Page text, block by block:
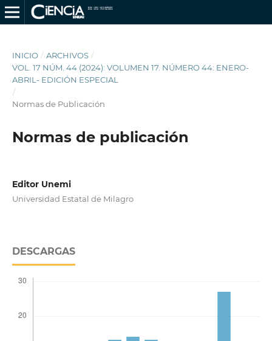
INICIO / ARCHIVOS /
VOL. 17 NÚM. 44 (2024): VOLUMEN 17. NÚMERO 44: ENERO-
ABRIL- EDICIÓN ESPECIAL
/
Normas de Publicación
Normas de publicación
Editor Unemi
Universidad Estatal de Milagro
DESCARGAS